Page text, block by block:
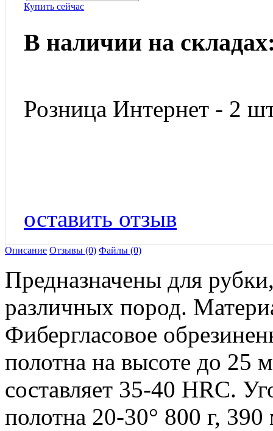
Купить сейчас
В наличии на
Розница Интернет - 2
оставить отзыв
Описание Отзывы (0) Файлы (0)
Предназначены для
различных пород.
Фибергласовое
полотна на высоте до
составляет 35-40 HRC.
полотна 20-30° 800 г,